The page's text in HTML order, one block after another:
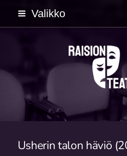
Siirry
sivun
Valikko
Usherin talon häviö